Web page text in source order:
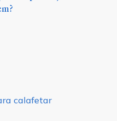
calafetar